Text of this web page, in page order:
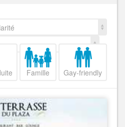
Famille Gay-friendly